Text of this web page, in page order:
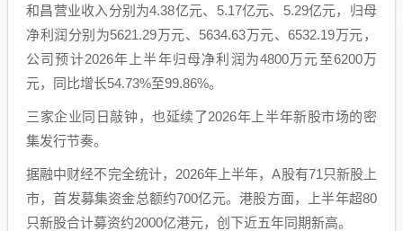
和昌营业收入分别为4.38亿元、5.17亿元、5.29亿元，归母
净利润分别为5621.29万元、5634.63万元、6532.19万元，
公司预计2026年上半年归母净利润为4800万元至6200万
元，同比增长54.73%至99.86%。
三家企业同日敲钟，也延续了2026年上半年新股市场的密
集发行节奏。
据融中财经不完全统计，2026年上半年，A股有71只新股上
市，首发募集资金总额约700亿元。港股方面，上半年超80
只新股合计募资约2000亿港元，创下近五年同期新高。